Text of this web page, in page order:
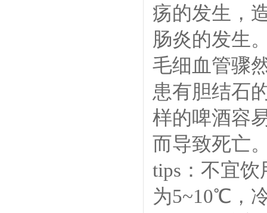
疡的发生，
肠炎的发生
毛细血管骤
患有胆结石
样的啤酒容
而导致死亡
tips：不宜
为5~10℃，